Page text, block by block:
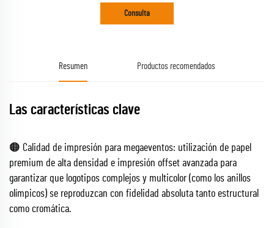
Consulta
Resumen Productos recomendados
Las características clave
🟠 Calidad de impresión para megaeventos: utilización de papel
premium de alta densidad e impresión offset avanzada para
garantizar que logotipos complejos y multicolor (como los anillos
olímpicos) se reproduzcan con fidelidad absoluta tanto estructural
como cromática.